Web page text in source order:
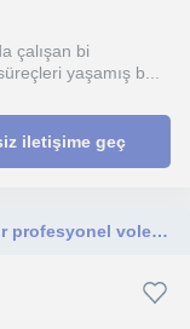
çalışan bi
yaşamış b...
iletişime geç
Derslerim voleybolculara yonelik 12 yildir profesyonel voleybolcuyum lisansim var